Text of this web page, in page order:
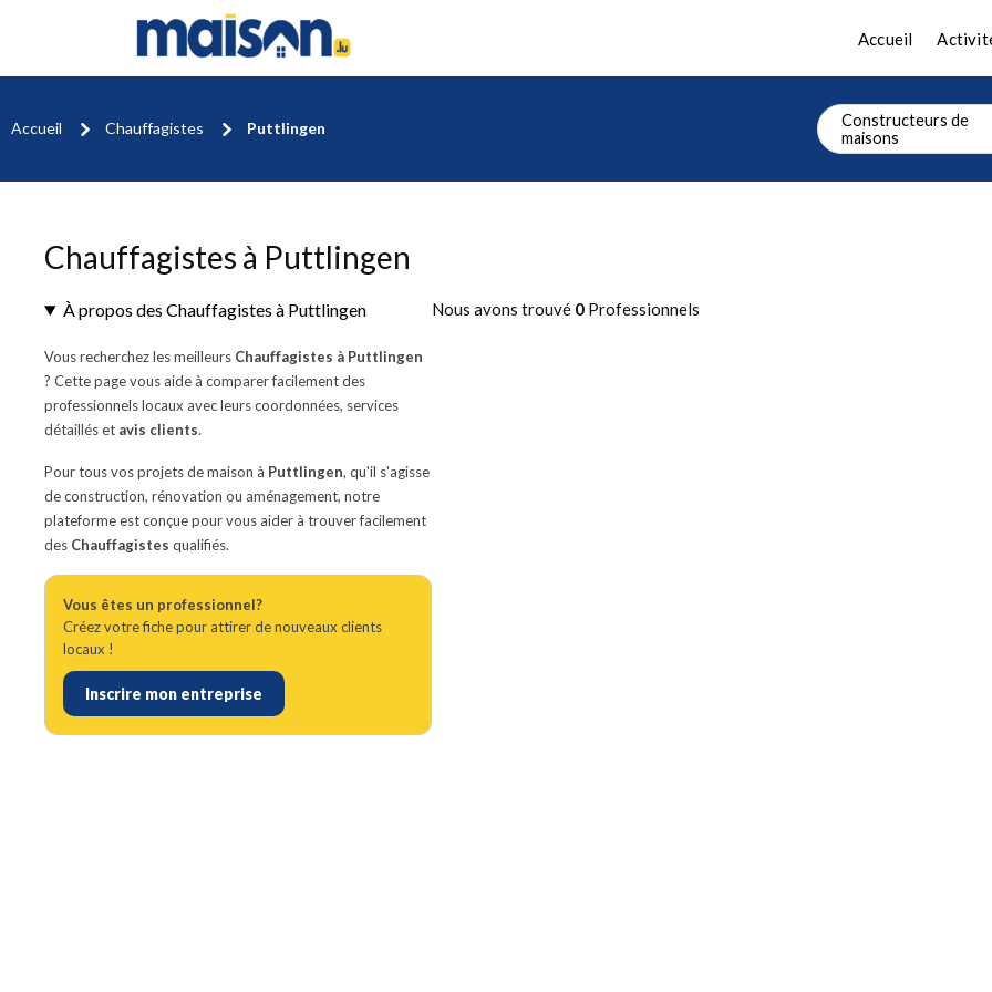
Accueil
Accueil Chauffagistes Puttlingen
Constructeurs de
maisons
Chauffagistes à Puttlingen
À propos des Chauffagistes à Puttlingen
Vous recherchez les meilleurs Chauffagistes à Puttlingen
? Cette page vous aide à comparer facilement des
professionnels locaux avec leurs coordonnées, services
détaillés et avis clients.
Pour tous vos projets de maison à Puttlingen, qu'il s'agisse
de construction, rénovation ou aménagement, notre
plateforme est conçue pour vous aider à trouver facilement
des Chauffagistes qualifiés.
Vous êtes un professionnel?
Créez votre fiche pour attirer de nouveaux clients
locaux !
Inscrire mon entreprise
Nous avons trouvé 0 Professionnels